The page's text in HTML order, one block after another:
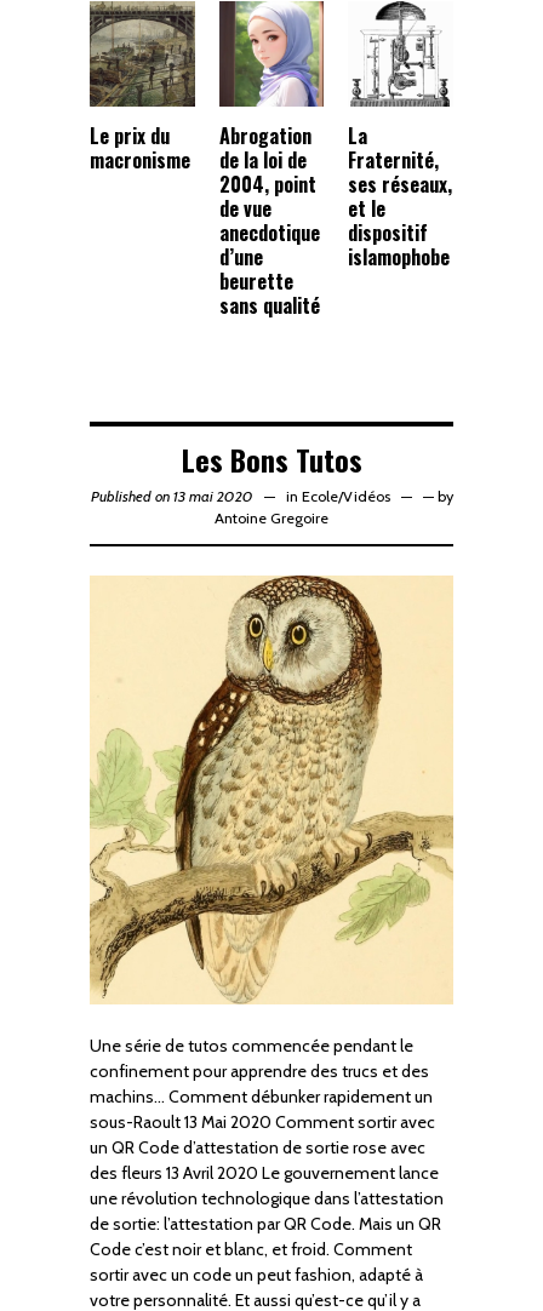
Le prix du
macronisme
Abrogation
de la loi de
2004, point
de vue
anecdotique
d’une
beurette
sans qualité
La
Fraternité,
ses réseaux,
et le
dispositif
islamophobe
Les Bons Tutos
Published on 13 mai 2020 in Ecole/Vidéos —by
Antoine Gregoire
Une série de tutos commencée pendant le
confinement pour apprendre des trucs et des
machins… Comment débunker rapidement un
sous-Raoult 13 Mai 2020 Comment sortir avec
un QR Code d’attestation de sortie rose avec
des fleurs 13 Avril 2020 Le gouvernement lance
une révolution technologique dans l’attestation
de sortie: l’attestation par QR Code. Mais un QR
Code c’est noir et blanc, et froid. Comment
sortir avec un code un peut fashion, adapté à
votre personnalité. Et aussi qu’est-ce qu’il y a